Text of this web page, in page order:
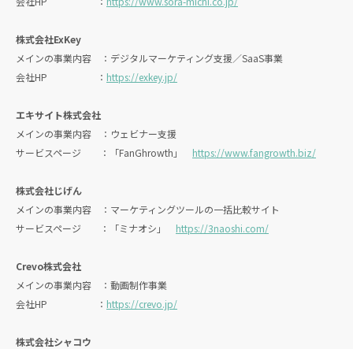
株式会社ExKey
メインの事業内容 ：デジタルマーケティング支援／SaaS事業
会社HP ： https://exkey.jp/
エキサイト株式会社
メインの事業内容 ：ウェビナー支援
サービスページ ：「FanGhrowth」 https://www.fangrowth.biz/
株式会社じげん
メインの事業内容 ：マーケティングツールの一括比較サイト
サービスページ ：「ミナオシ」 https://3naoshi.com/
Crevo株式会社
メインの事業内容 ：動画制作事業
会社HP ： https://crevo.jp/
株式会社シャコウ